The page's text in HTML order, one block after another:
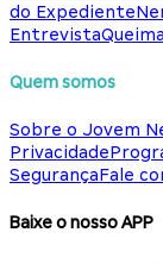
do Expediente
Entrevista
Quem somos
Sobre o Jovem
Privacidade
SegurançaFale
Baixe o nosso APP